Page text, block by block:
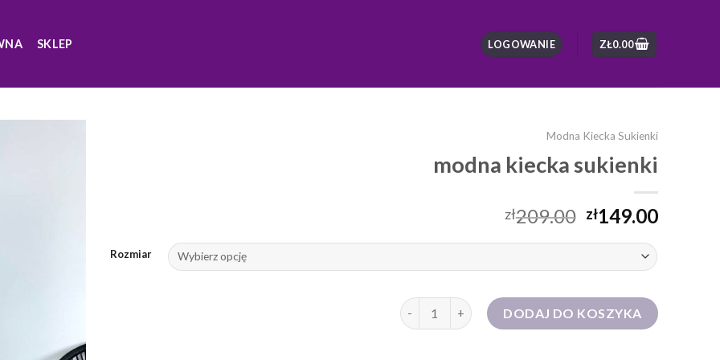
SKLEP LOGOWANIE ZŁ0.00
Modna Kiecka Sukienki
modna kiecka sukienki
zł209.00 zł149.00
Rozmiar
ilość modna kiecka sukienkiDODAJ DO KOSZYKA